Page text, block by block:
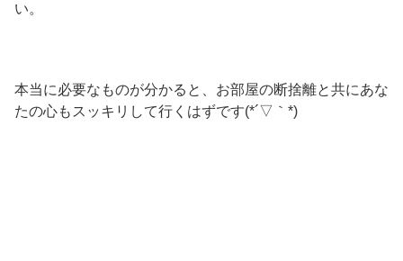
い。
本当に必要なものが分かると、お部屋の断捨離と共にあな
たの心もスッキリして行くはずです(*´▽｀*)